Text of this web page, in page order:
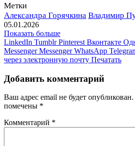
Метки
Александра Горячкина Владимир
05.01.2026
Показать больше
LinkedIn Tumblr Pinterest Вконтакте
Messenger Messenger WhatsApp
через электронную почту Печатать
Добавить комментарий
Ваш адрес email не будет опубликован.
помечены *
Комментарий *